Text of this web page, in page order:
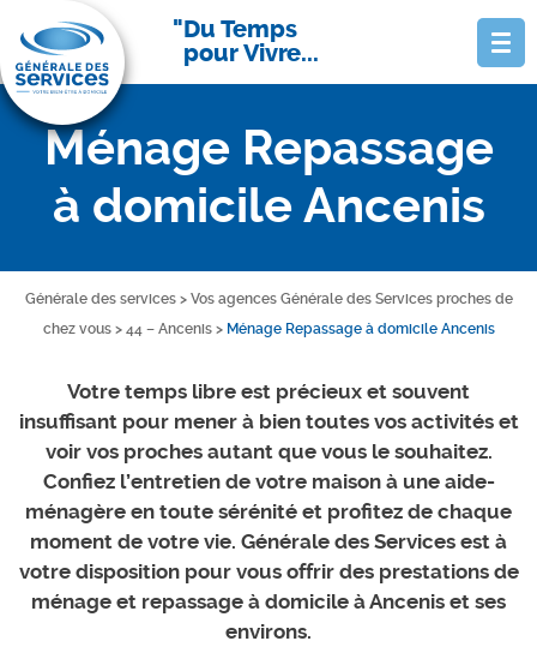
Du Temps
pour Vivre...
Ménage Repassage
à domicile Ancenis
Générale des services> Vos agences Générale des Services proches de
chez vous> 44 – Ancenis> Ménage Repassage à domicile Ancenis
Votre temps libre est précieux et souvent
insuffisant pour mener à bien toutes vos activités et
voir vos proches autant que vous le souhaitez.
Confiez l’entretien de votre maison à une aide-
ménagère en toute sérénité et profitez de chaque
moment de votre vie. Générale des Services est à
votre disposition pour vous offrir des prestations de
ménage et repassage à domicile à Ancenis et ses
environs.